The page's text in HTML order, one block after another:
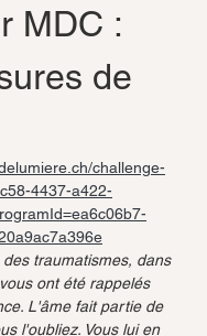
MDC :
de
challenge-
4437-a422-
des traumatismes, dans
ont été rappelés
L'âme fait partie de
l'oubliez. Vous lui en